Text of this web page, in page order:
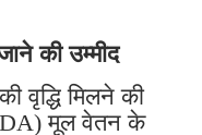
की उम्मीद
वृद्धि मिलने की
(DA) मूल वेतन के